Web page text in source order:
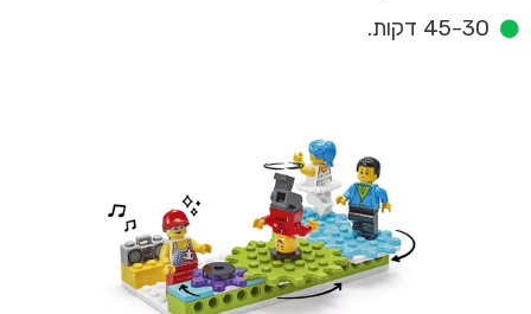
45-30 דקות.